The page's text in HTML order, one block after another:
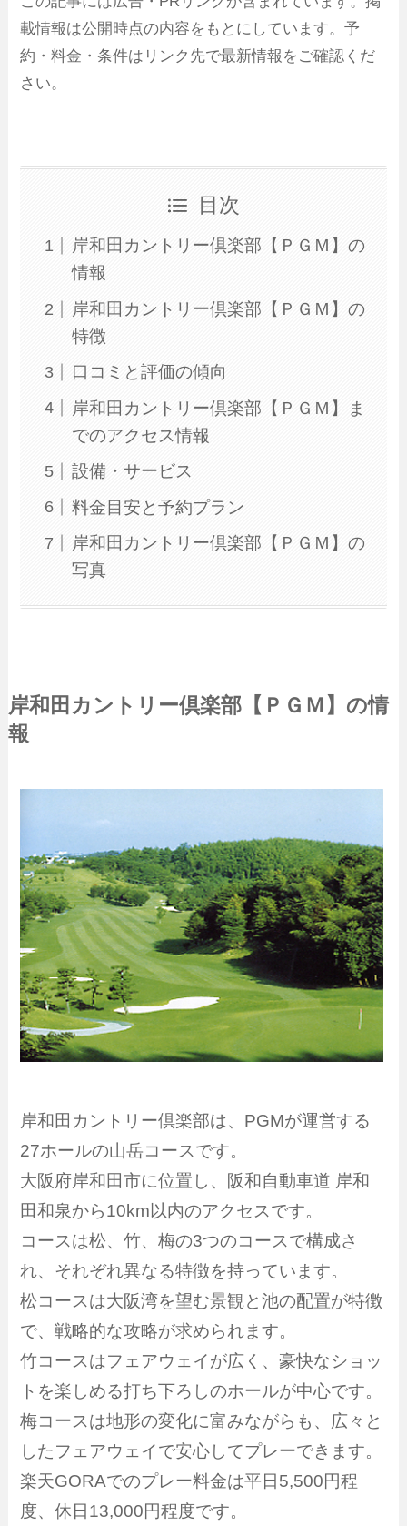
載情報は公開時点の内容をもとにしています。予
約・料金・条件はリンク先で最新情報をご確認くだ
さい。
目次
岸和田カントリー倶楽部【ＰＧＭ】の
情報
岸和田カントリー倶楽部【ＰＧＭ】の
特徴
口コミと評価の傾向
岸和田カントリー倶楽部【ＰＧＭ】ま
でのアクセス情報
設備・サービス
料金目安と予約プラン
岸和田カントリー倶楽部【ＰＧＭ】の
写真
岸和田カントリー倶楽部【ＰＧＭ】の情
報
岸和田カントリー倶楽部は、PGMが運営する
27ホールの山岳コースです。
大阪府岸和田市に位置し、阪和自動車道 岸和
田和泉から10km以内のアクセスです。
コースは松、竹、梅の3つのコースで構成さ
れ、それぞれ異なる特徴を持っています。
松コースは大阪湾を望む景観と池の配置が特徴
で、戦略的な攻略が求められます。
竹コースはフェアウェイが広く、豪快なショッ
トを楽しめる打ち下ろしのホールが中心です。
梅コースは地形の変化に富みながらも、広々と
したフェアウェイで安心してプレーできます。
楽天GORAでのプレー料金は平日5,500円程
度、休日13,000円程度です。